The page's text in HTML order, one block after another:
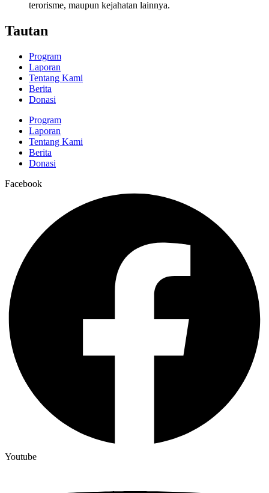
terorisme, maupun kejahatan lainnya.
Tautan
Program
Laporan
Tentang Kami
Berita
Donasi
Program
Laporan
Tentang Kami
Berita
Donasi
Facebook
Youtube